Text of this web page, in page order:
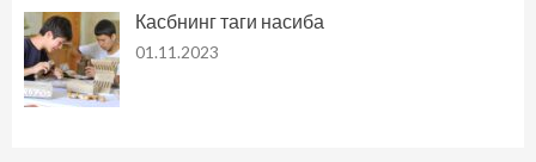
Касбнинг таги насиба
01.11.2023